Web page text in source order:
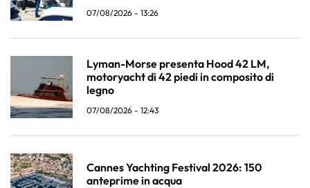
07/08/2026 - 13:26
Lyman-Morse presenta Hood 42 LM,
motoryacht di 42 piedi in composito di
legno
07/08/2026 - 12:43
Cannes Yachting Festival 2026: 150
anteprime in acqua